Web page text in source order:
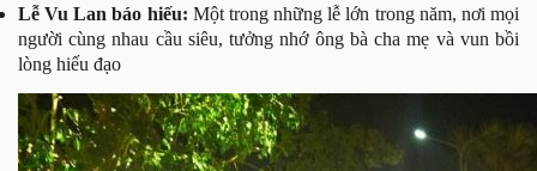
Lễ Vu Lan báo hiếu: Một trong những lễ lớn trong năm, nơi mọi
người cùng nhau cầu siêu, tưởng nhớ ông bà cha mẹ và vun bồi
lòng hiếu đạo